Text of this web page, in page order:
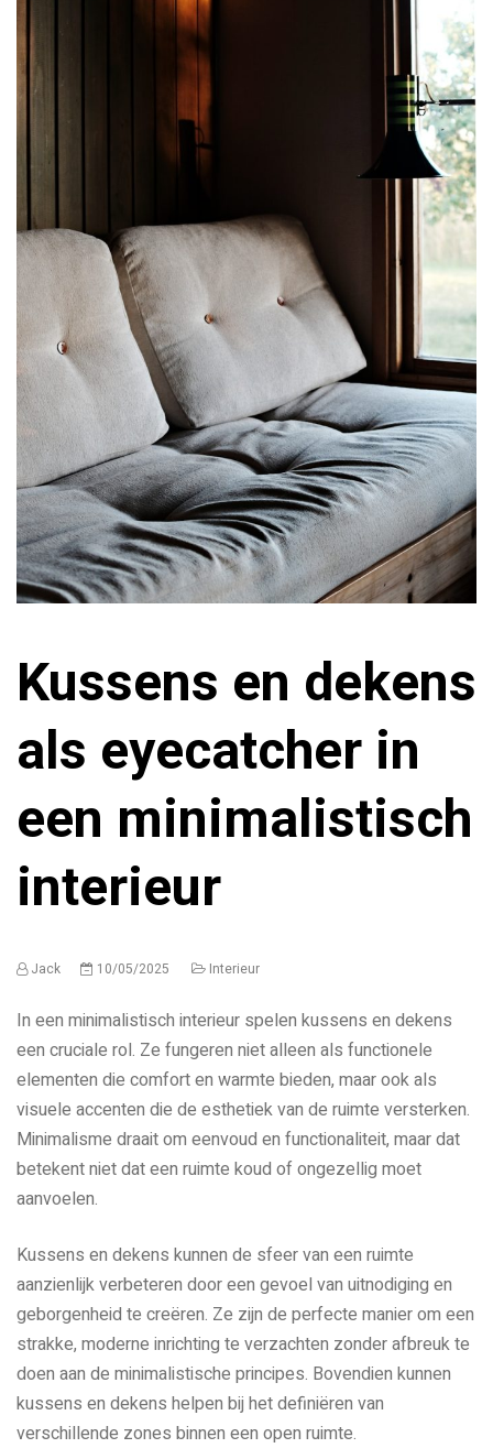
Kussens en dekens
als eyecatcher in
een minimalistisch
interieur
Jack 10/05/2025 Interieur
In een minimalistisch interieur spelen kussens en dekens
een cruciale rol. Ze fungeren niet alleen als functionele
elementen die comfort en warmte bieden, maar ook als
visuele accenten die de esthetiek van de ruimte versterken.
Minimalisme draait om eenvoud en functionaliteit, maar dat
betekent niet dat een ruimte koud of ongezellig moet
aanvoelen.
Kussens en dekens kunnen de sfeer van een ruimte
aanzienlijk verbeteren door een gevoel van uitnodiging en
geborgenheid te creëren. Ze zijn de perfecte manier om een
strakke, moderne inrichting te verzachten zonder afbreuk te
doen aan de minimalistische principes. Bovendien kunnen
kussens en dekens helpen bij het definiëren van
verschillende zones binnen een open ruimte.